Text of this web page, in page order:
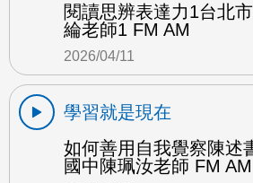
閱讀思辨表達力1台北
綸老師1 FM AM
2026/04/11
學習就是現在
如何善用自我覺察陳述
國中陳珮汝老師 FM AM